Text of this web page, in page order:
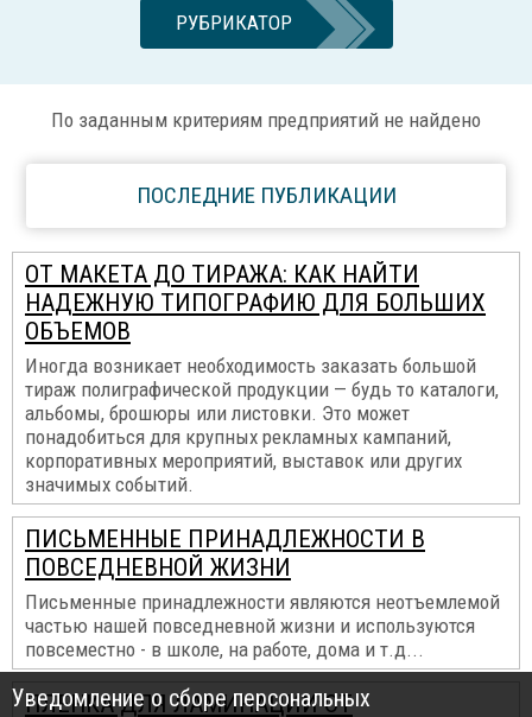
РУБРИКАТОР
По заданным критериям предприятий не найдено
ПОСЛЕДНИЕ ПУБЛИКАЦИИ
ОТ МАКЕТА ДО ТИРАЖА: КАК НАЙТИ
НАДЕЖНУЮ ТИПОГРАФИЮ ДЛЯ БОЛЬШИХ
ОБЪЕМОВ
Иногда возникает необходимость заказать большой
тираж полиграфической продукции — будь то каталоги,
альбомы, брошюры или листовки. Это может
понадобиться для крупных рекламных кампаний,
корпоративных мероприятий, выставок или других
значимых событий.
ПИСЬМЕННЫЕ ПРИНАДЛЕЖНОСТИ В
ПОВСЕДНЕВНОЙ ЖИЗНИ
Письменные принадлежности являются неотъемлемой
частью нашей повседневной жизни и используются
повсеместно - в школе, на работе, дома и т.д...
ПЛЕНКА ДЛЯ ЛАМИНАЦИИ ОТ
Уведомление о сборе персональных